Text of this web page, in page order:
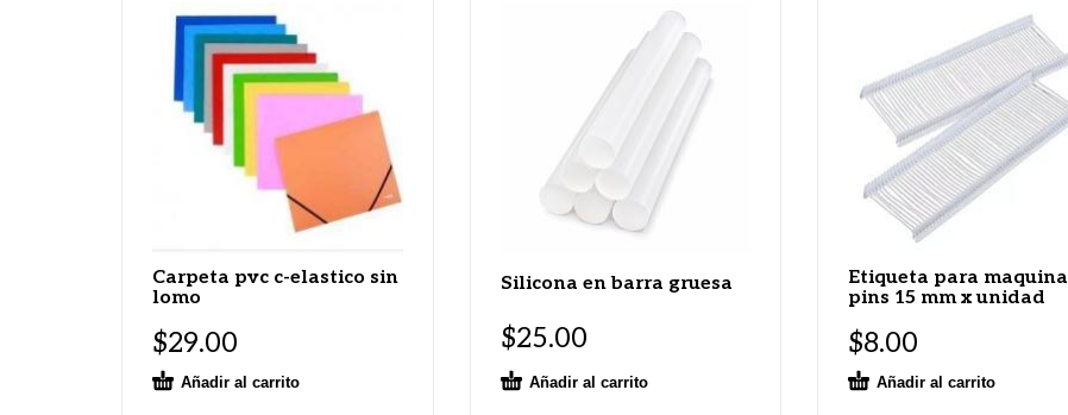
Carpeta pvc c-elastico sin
lomo
$29.00
Añadir al carrito
Silicona en barra gruesa
$25.00
Añadir al carrito
Etiqueta para maquina
pins 15 mm x unidad
$8.00
Añadir al carrito